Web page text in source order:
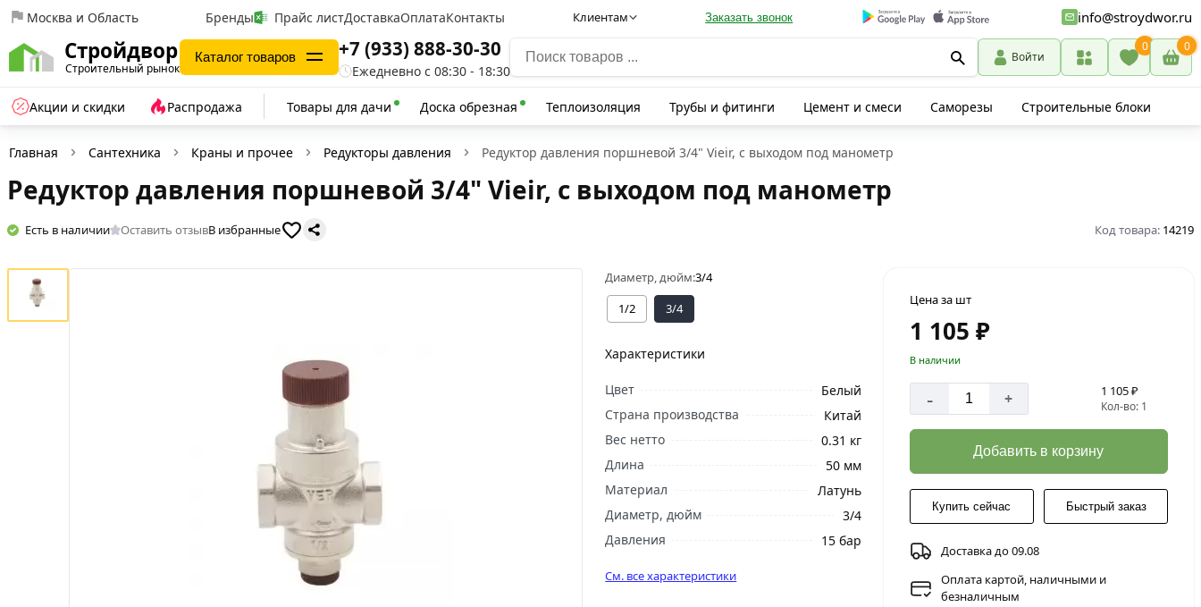
Москва и Область Бренды Прайс листДоставкаОплатаКонтакты Клиентам Заказать звонок info@stroydwor.ru
Стройдвор
Строительный рынок
Каталог товаров +7 (933) 888-30-30
Ежедневно с 08:30 - 18:30
Войти
0 0
Акции и скидки Распродажа Товары для дачи Доска обрезная Теплоизоляция Трубы и фитинги Цемент и смеси Саморезы Строительные блоки
Главная Сантехника Краны и прочее Редукторы давления Редуктор давления поршневой 3/4" Vieir, с выходом под манометр
Редуктор давления поршневой 3/4" Vieir, с выходом под манометр
Есть в наличии Оставить отзывВ избранные Код товара: 14219
Диаметр, дюйм:3/4
1/2
3/4
Характеристики
Цвет
Белый
Страна производства
Китай
Вес нетто
0.31 кг
Длина
50 мм
Материал
Латунь
Диаметр, дюйм
3/4
Давления
15 бар
См. все характеристики
Цена за шт
1 105 ₽
В наличии
- + 1 105 ₽
Кол-во: 1
Добавить в корзину
Купить сейчас Быстрый заказ
Доставка до 09.08
Оплата картой, наличными и
безналичным